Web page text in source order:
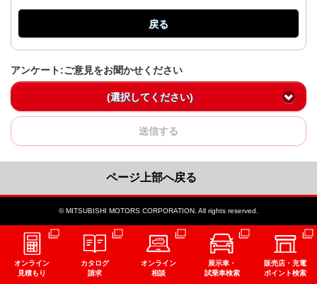
戻る
アンケート:ご意見をお聞かせください
(選択してください)
送信する
ページ上部へ戻る
© MITSUBISHI MOTORS CORPORATION. All rights reserved.
オンライン
見積もり
カタログ
請求
オンライン
相談
展示車・
試乗車検索
販売店・充電
ポイント検索